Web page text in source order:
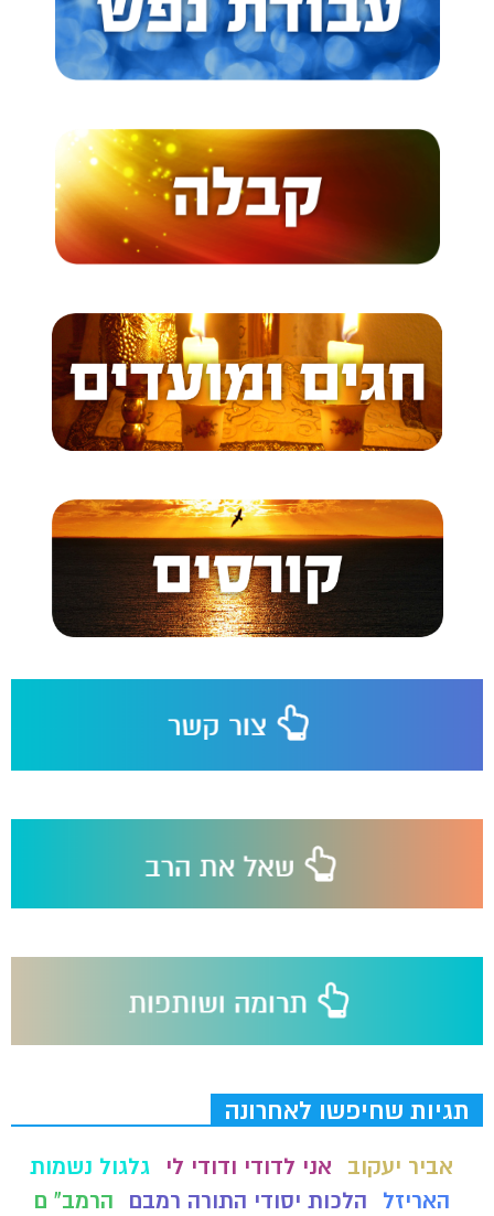
תגיות שחיפשו לאחרונה
אביר יעקוב אני לדודי ודודי לי
גלגול נשמות
האריזל
הלכות יסודי התורה רמבם
הרמב" ם